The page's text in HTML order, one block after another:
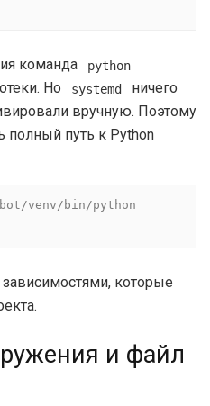
команда python
Но systemd
ничего
вручную. Поэтому
полный путь к Python
venv/bin/python
зависимостями, которые
и файл